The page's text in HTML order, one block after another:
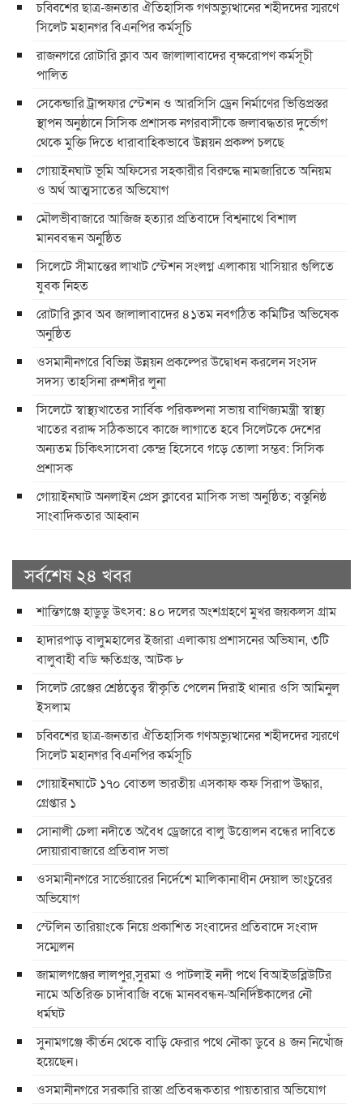
চব্বিশের ছাত্র-জনতার ঐতিহাসিক গণঅভ্যুত্থানের শহীদদের স্মরণে
সিলেট মহানগর বিএনপির কর্মসূচি
রাজনগরে রোটারি ক্লাব অব জালালাবাদের বৃক্ষরোপণ কর্মসূচী
পালিত
সেকেন্ডারি ট্রান্সফার স্টেশন ও আরসিসি ড্রেন নির্মাণের ভিত্তিপ্রস্তর
স্থাপন অনুষ্ঠানে সিসিক প্রশাসক নগরবাসীকে জলাবদ্ধতার দুর্ভোগ
থেকে মুক্তি দিতে ধারাবাহিকভাবে উন্নয়ন প্রকল্প চলছে
গোয়াইনঘাট ভূমি অফিসের সহকারীর বিরুদ্ধে নামজারিতে অনিয়ম
ও অর্থ আত্মসাতের অভিযোগ
মৌলভীবাজারে আজিজ হত্যার প্রতিবাদে বিশ্বনাথে বিশাল
মানববন্ধন অনুষ্ঠিত
সিলেটে সীমান্তের লাখাট স্টেশন সংলগ্ন এলাকায় খাসিয়ার গুলিতে
যুবক নিহত
রোটারি ক্লাব অব জালালাবাদের ৪১তম নবগঠিত কমিটির অভিষেক
অনুষ্ঠিত
ওসমানীনগরে বিভিন্ন উন্নয়ন প্রকল্পের উদ্বোধন করলেন সংসদ
সদস্য তাহসিনা রুশদীর লুনা
সিলেটে স্বাস্থ্যখাতের সার্বিক পরিকল্পনা সভায় বাণিজ্যমন্ত্রী স্বাস্থ্য
খাতের বরাদ্দ সঠিকভাবে কাজে লাগাতে হবে সিলেটকে দেশের
অন্যতম চিকিৎসাসেবা কেন্দ্র হিসেবে গড়ে তোলা সম্ভব: সিসিক
প্রশাসক
​গোয়াইনঘাট অনলাইন প্রেস ক্লাবের মাসিক সভা অনুষ্ঠিত; বস্তুনিষ্ঠ
সাংবাদিকতার আহ্বান
সর্বশেষ ২৪ খবর
শান্তিগঞ্জে হাডুডু উৎসব: ৪০ দলের অংশগ্রহণে মুখর জয়কলস গ্রাম
হাদারপাড় বালুমহালের ইজারা এলাকায় প্রশাসনের অভিযান, ৩টি
বালুবাহী বডি ক্ষতিগ্রস্ত, আটক ৮
সিলেট রেঞ্জের শ্রেষ্ঠত্বের স্বীকৃতি পেলেন দিরাই থানার ওসি আমিনুল
ইসলাম
চব্বিশের ছাত্র-জনতার ঐতিহাসিক গণঅভ্যুত্থানের শহীদদের স্মরণে
সিলেট মহানগর বিএনপির কর্মসূচি
গোয়াইনঘাটে ১৭০ বোতল ভারতীয় এসকাফ কফ সিরাপ উদ্ধার,
গ্রেপ্তার ১
সোনালী চেলা নদীতে অবৈধ ড্রেজারে বালু উত্তোলন বন্ধের দাবিতে
দোয়ারাবাজারে প্রতিবাদ সভা
ওসমানীনগরে সার্ভেয়ারের নির্দেশে মালিকানাধীন দেয়াল ভাংচুরের
অভিযোগ
স্টেলিন তারিয়াংকে নিয়ে প্রকাশিত সংবাদের প্রতিবাদে সংবাদ
সম্মেলন
জামালগঞ্জের লালপুর,সুরমা ও পাটলাই নদী পথে বিআইডব্লিউটির
নামে অতিরিক্ত চাদাঁবাজি বন্ধে মানববন্ধন-অনির্দিষ্টকালের নৌ
ধর্মঘট
সুনামগঞ্জে কীর্তন থেকে বাড়ি ফেরার পথে নৌকা ডুবে ৪ জন নিখোঁজ
হয়েছেন।
ওসমানীনগরে সরকারি রাস্তা প্রতিবন্ধকতার পায়তারার অভিযোগ